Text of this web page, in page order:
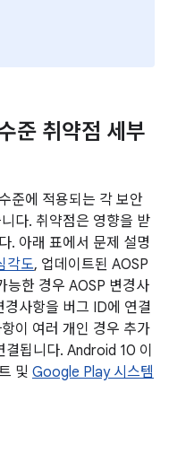
준 취약점 세부
준에 적용되는 각 보안
다. 취약점은 영향을 받
. 아래 표에서 문제 설명
각도, 업데이트된 AOSP
능한 경우 AOSP 변경사
사항을 버그 ID에 연결
이 여러 개인 경우 추가
됩니다. Android 10 이
및 Google Play 시스템